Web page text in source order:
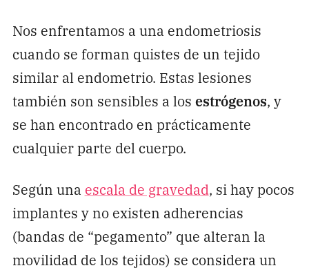
Nos enfrentamos a una endometriosis
cuando se forman quistes de un tejido
similar al endometrio. Estas lesiones
también son sensibles a los estrógenos, y
se han encontrado en prácticamente
cualquier parte del cuerpo.
Según una escala de gravedad, si hay pocos
implantes y no existen adherencias
(bandas de “pegamento” que alteran la
movilidad de los tejidos) se considera un